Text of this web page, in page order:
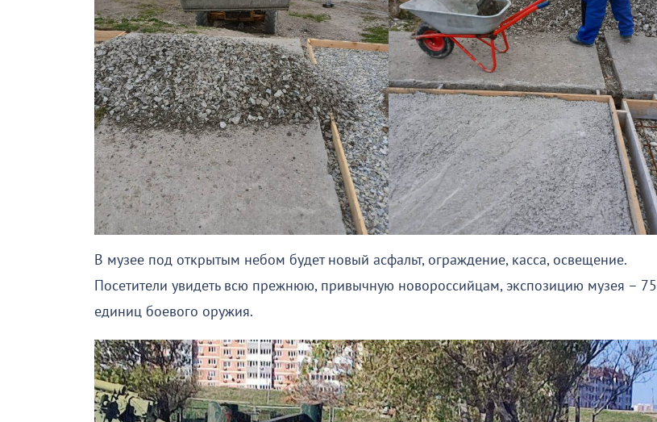
В музее под открытым небом будет новый асфальт, ограждение, касса, освещение.
Посетители увидеть всю прежнюю, привычную новороссийцам, экспозицию музея – 75
единиц боевого оружия.